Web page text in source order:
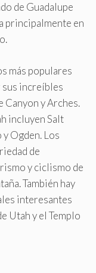
de Guadalupe
principalmente en
más populares
increíbles
Canyon y Arches.
incluyen Salt
Ogden. Los
de
y ciclismo de
También hay
interesantes
Utah y el Templo